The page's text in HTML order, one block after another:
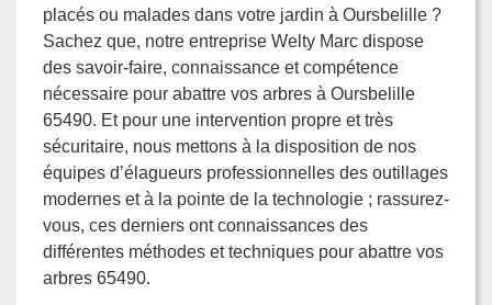
placés ou malades dans votre jardin à Oursbelille ?
Sachez que, notre entreprise Welty Marc dispose
des savoir-faire, connaissance et compétence
nécessaire pour abattre vos arbres à Oursbelille
65490. Et pour une intervention propre et très
sécuritaire, nous mettons à la disposition de nos
équipes d’élagueurs professionnelles des outillages
modernes et à la pointe de la technologie ; rassurez-
vous, ces derniers ont connaissances des
différentes méthodes et techniques pour abattre vos
arbres 65490.